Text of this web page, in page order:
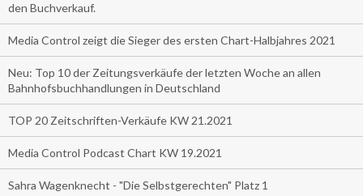
den Buchverkauf.
Media Control zeigt die Sieger des ersten Chart-Halbjahres 2021
Neu: Top 10 der Zeitungsverkäufe der letzten Woche an allen
Bahnhofsbuchhandlungen in Deutschland
TOP 20 Zeitschriften-Verkäufe KW 21.2021
Media Control Podcast Chart KW 19.2021
Sahra Wagenknecht - "Die Selbstgerechten" Platz 1